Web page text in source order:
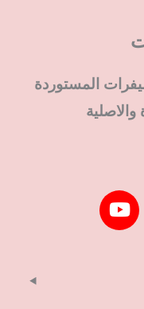
المستوردة
والاصلية